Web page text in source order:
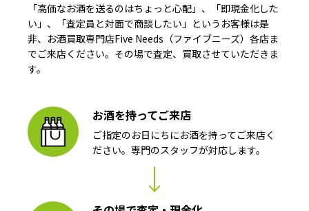
「高価なお酒を送るのはちょっと心配」、「即現金化した
い」、「査定員と対面で商談したい」というお客様は是
非、お酒買取専門店Five Needs（ファイブニーズ）各店ま
でご来店ください。その場で査定、買取させていただきま
す。
お酒を持ってご来店
ご指定のお日にちにお酒を持ってご来店く
ださい。専門のスタッフが対応します。